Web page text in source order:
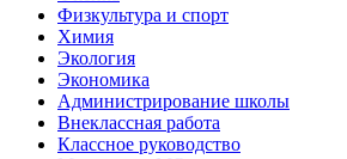
Физкультура и спорт
Химия
Экология
Экономика
Администрирование школы
Внеклассная работа
Классное руководство